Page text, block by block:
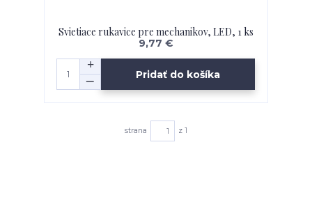
Svietiace rukavice pre mechanikov, LED, 1 ks
9,77 €
Pridať do košíka
strana z 1